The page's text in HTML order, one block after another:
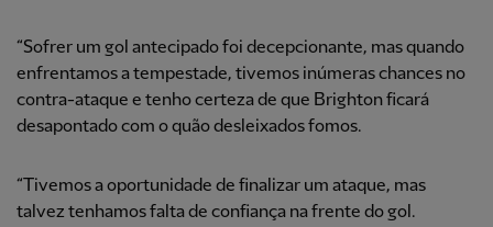
“Sofrer um gol antecipado foi decepcionante, mas quando
enfrentamos a tempestade, tivemos inúmeras chances no
contra-ataque e tenho certeza de que Brighton ficará
desapontado com o quão desleixados fomos.
“Tivemos a oportunidade de finalizar um ataque, mas
talvez tenhamos falta de confiança na frente do gol.